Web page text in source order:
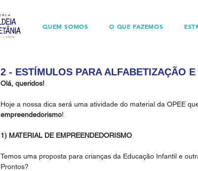
QUEM SOMOS O QUE FAZEMOS
2 - ESTÍMULOS PARA ALFABETIZAÇÃO
Olá, queridos!
Hoje a nossa dica será uma atividade do material da OPEE
empreendedorismo!
1) MATERIAL DE EMPREENDEDORISMO
Temos uma proposta para crianças da Educação Infantil e
Prontos?